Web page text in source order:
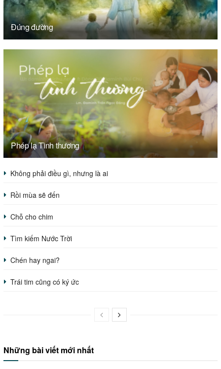
Đúng đường
Phép lạ Tình thương
Không phải điều gì, nhưng là ai
Rồi mùa sẽ đến
Chỗ cho chim
Tìm kiếm Nước Trời
Chén hay ngai?
Trái tim cũng có ký ức
Những bài viết mới nhất